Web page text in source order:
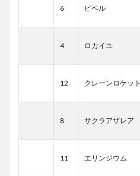
6 ピペル
4 ロカイユ
12 クレーンロケット
8 サクラアザレア
11 エリンジウム